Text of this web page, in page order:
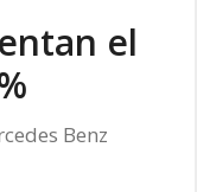
el
Benz